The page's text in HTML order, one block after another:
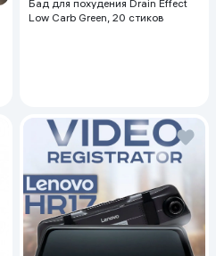
Бад для похудения Drain Effect
Low Carb Green, 20 стиков